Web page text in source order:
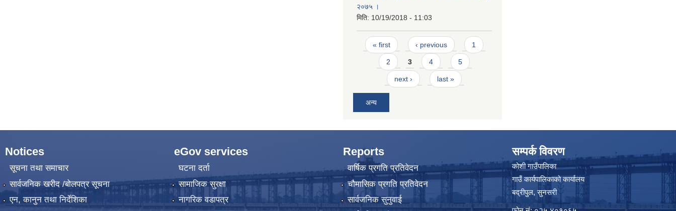
२०७५ ।
मिति: 10/19/2018 - 11:03
Pages
« first ‹ previous 1
2 3 4 5
next › last »
अन्य
Notices
सूचना तथा समाचार
सार्वजनिक खरीद /बोलपत्र सूचना
एन, कानुन तथा निर्देशिका
eGov services
घटना दर्ता
सामाजिक सुरक्षा
नागरिक वडापत्र
Reports
वार्षिक प्रगति प्रतिवेदन
चौमासिक प्रगति प्रतिवेदन
सार्वजनिक सुनुवाई
सम्पर्क विवरण
कोशी गाउँपालिका
गाउँ कार्यपालिकाको कार्यालय
बद्रीपुल, सुनसरी